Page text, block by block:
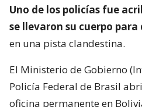
Uno de los policías fue
se llevaron su cuerpo
en una pista clandestina.
El Ministerio de Gobierno
Policía Federal de Brasil
oficina permanente en